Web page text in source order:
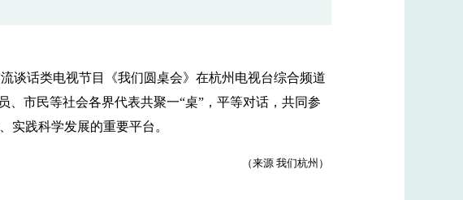
谈话类电视节目《我们圆桌会》在杭州电视台综合频道
市民等社会各界代表共聚一“桌”，平等对话，共同参
实践科学发展的重要平台。
（来源 我们杭州）